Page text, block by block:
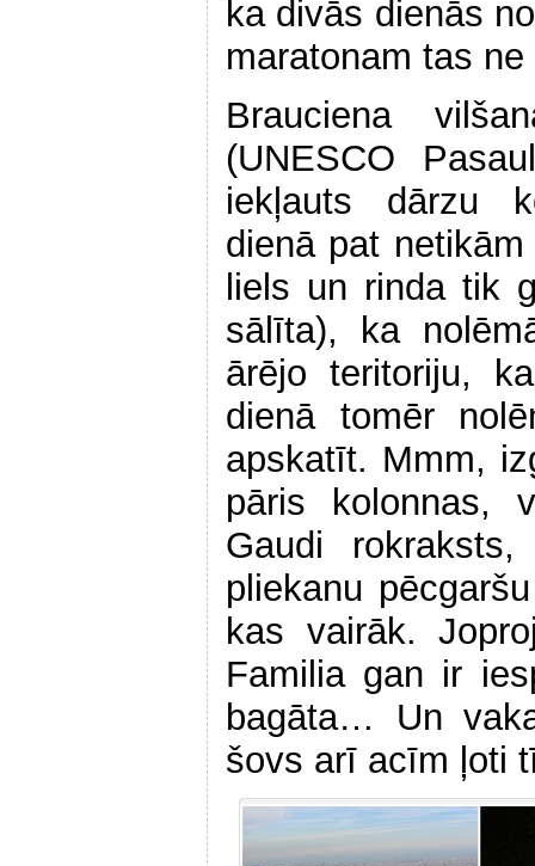
ka divās dienās
maratonam tas
Brauciena
(UNESCO
iekļauts dārzu
dienā pat
liels un rinda tik
sālīta), ka
ārējo teritoriju,
dienā tomēr
apskatīt. Mmm,
pāris kolonnas,
Gaudi
pliekanu
kas vairāk.
Familia gan ir
bagāta… Un
šovs arī acīm ļoti